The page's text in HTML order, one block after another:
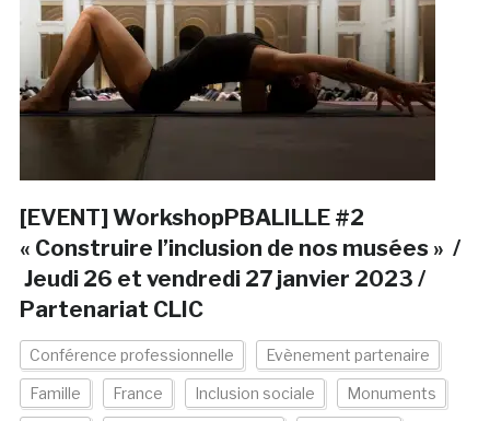
[EVENT] WorkshopPBALILLE #2
« Construire l’inclusion de nos musées » /
Jeudi 26 et vendredi 27 janvier 2023 /
Partenariat CLIC
Conférence professionnelle Evènement partenaire
Famille France Inclusion sociale Monuments